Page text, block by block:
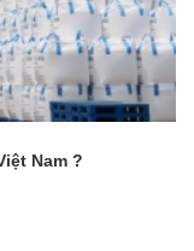
Nam ?